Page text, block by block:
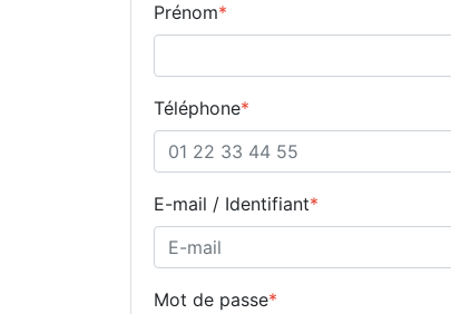
Prénom*
Téléphone*
E-mail / Identifiant*
Mot de passe*